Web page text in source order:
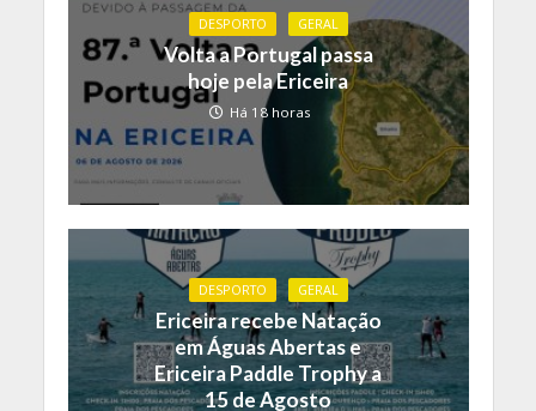
DESPORTO GERAL
Volta a Portugal passa
hoje pela Ericeira
Há 18 horas
DESPORTO GERAL
Ericeira recebe Natação
em Águas Abertas e
Ericeira Paddle Trophy a
15 de Agosto